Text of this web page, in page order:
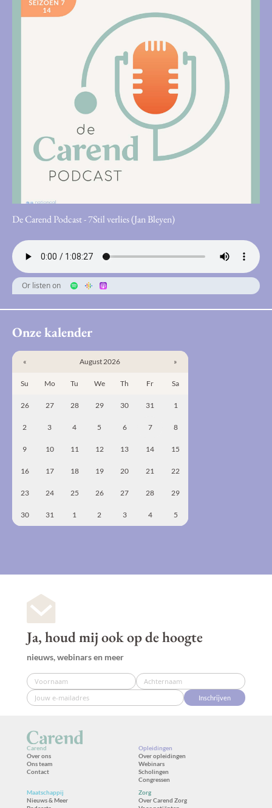
De Carend Podcast - 7Stil verlies (Jan Bleyen)
Or listen on
Onze kalender
« August 2026 »
Su Mo Tu We Th Fr Sa
26 27 28 29 30 31 1
2 3 4 5 6 7 8
9 10 11 12 13 14 15
16 17 18 19 20 21 22
23 24 25 26 27 28 29
30 31 1 2 3 4 5
Ja, houd mij ook op de hoogte
nieuws, webinars en meer
Inschrijven
Carend
Over ons
Ons team
Contact
Opleidingen
Over opleidingen
Webinars
Scholingen
Congressen
Maatschappij
Nieuws & Meer
Zorg
Over Carend Zorg